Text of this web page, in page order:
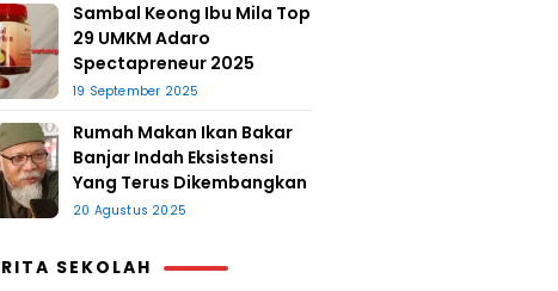
Sambal Keong Ibu Mila Top
29 UMKM Adaro
Spectapreneur 2025
19 September 2025
Rumah Makan Ikan Bakar
Banjar Indah Eksistensi
Yang Terus Dikembangkan
20 Agustus 2025
SEKOLAH